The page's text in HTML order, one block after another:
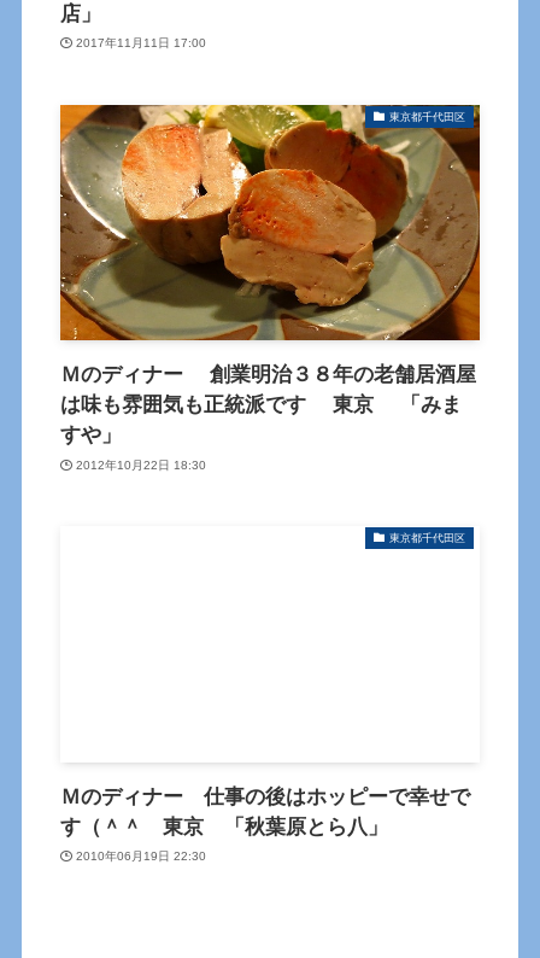
店」
2017年11月11日 17:00
東京都千代田区
Ｍのディナー 創業明治３８年の老舗居酒屋
は味も雰囲気も正統派です 東京 「みま
すや」
2012年10月22日 18:30
東京都千代田区
Ｍのディナー 仕事の後はホッピーで幸せで
す（＾＾ 東京 「秋葉原とら八」
2010年06月19日 22:30